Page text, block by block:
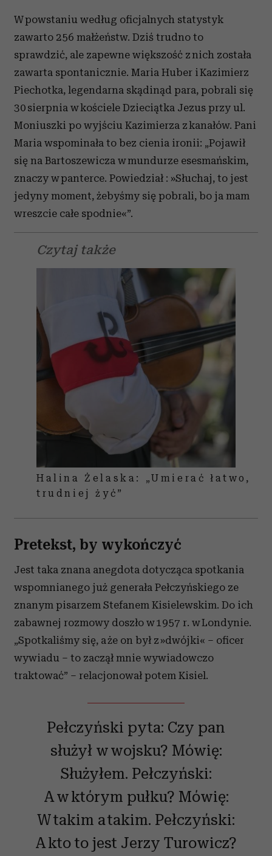
W powstaniu według oficjalnych statystyk
zawarto 256 małżeństw. Dziś trudno to
sprawdzić, ale zapewne większość z nich została
zawarta spontanicznie. Maria Huber i Kazimierz
Piechotka, legendarna skądinąd para, pobrali się
30 sierpnia w kościele Dzieciątka Jezus przy ul.
Moniuszki po wyjściu Kazimierza z kanałów. Pani
Maria wspominała to bez cienia ironii: „Pojawił
się na Bartoszewicza w mundurze esesmańskim,
znaczy w panterce. Powiedział : »Słuchaj, to jest
jedyny moment, żebyśmy się pobrali, bo ja mam
wreszcie całe spodnie«”.
Czytaj także
Halina Żelaska: „Umierać łatwo,
trudniej żyć”
Pretekst, by wykończyć
Jest taka znana anegdota dotycząca spotkania
wspomnianego już generała Pełczyńskiego ze
znanym pisarzem Stefanem Kisielewskim. Do ich
zabawnej rozmowy doszło w 1957 r. w Londynie.
„Spotkaliśmy się, a że on był z »dwójki« – oficer
wywiadu – to zaczął mnie wywiadowczo
traktować” – relacjonował potem Kisiel.
Pełczyński pyta: Czy pan
służył w wojsku? Mówię:
Służyłem. Pełczyński:
A w którym pułku? Mówię:
W takim a takim. Pełczyński:
A kto to jest Jerzy Turowicz?